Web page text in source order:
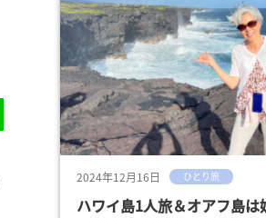
2024年12月16日 ひとり旅
ハワイ島1人旅＆オアフ島は